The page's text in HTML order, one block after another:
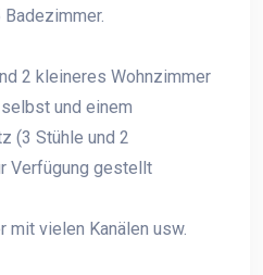
2 kleineres Wohnzimmer
und einem
(3 Stühle und 2
Verfügung gestellt
mit vielen Kanälen usw.